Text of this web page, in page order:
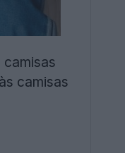
camisas
camisas